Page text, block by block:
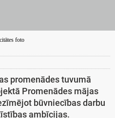
foto
promenādes tuvumā
Promenādes mājas
būvniecības darbu
ambīcijas.